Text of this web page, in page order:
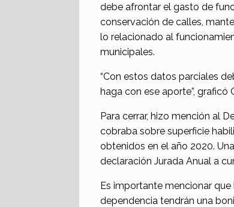
debe afrontar el gasto de
conservación de calles,
lo relacionado al
municipales.
“Con estos datos parciales
haga con ese aporte”, graficó
Para cerrar, hizo mención al
cobraba sobre superficie
obtenidos en el año 2020.
declaración Jurada Anual a
Es importante mencionar
dependencia tendrán una